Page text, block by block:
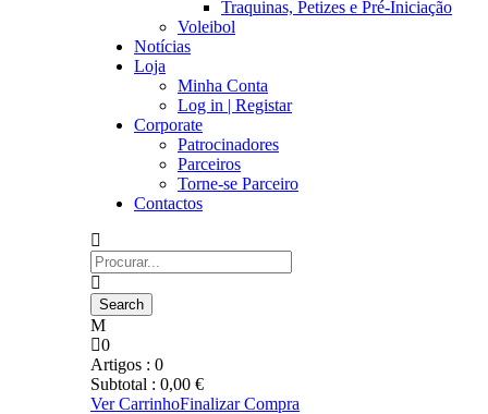
Traquinas, Petizes e Pré-Iniciação
Voleibol
Notícias
Loja
Minha Conta
Log in | Registar
Corporate
Patrocinadores
Parceiros
Torne-se Parceiro
Contactos
0
Artigos : 0
Subtotal : 0,00 €
Ver CarrinhoFinalizar Compra